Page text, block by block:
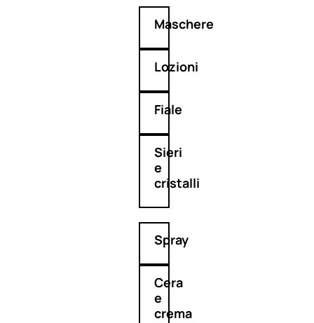
Maschere
Lozioni
Fiale
Sieri
e
cristalli
Spray
Cera
e
crema